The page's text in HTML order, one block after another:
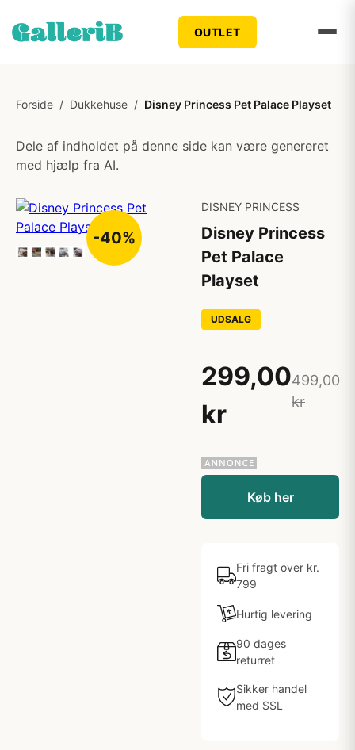
OUTLET
Forside / Dukkehuse / Disney Princess Pet Palace Playset
Dele af indholdet på denne side kan være genereret
med hjælp fra AI.
-40%
DISNEY PRINCESS
Disney Princess
Pet Palace
Playset
UDSALG
299,00
kr
499,00
kr
Køb her
Fri fragt over kr.
799
Hurtig levering
90 dages
returret
Sikker handel
med SSL